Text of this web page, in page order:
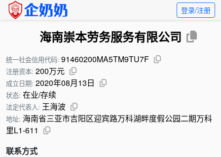
登录/注册
海南崇本劳务服务有限公司
统一社会信用代码: 91460200MA5TM9TU7F
注册资本: 200万元
成立日期: 2020年08月13日
状态: 在业/存续
法定代表人: 王海波
地址: 海南省三亚市吉阳区迎宾路万科湖畔度假公园二期万科
里L1-611
联系方式